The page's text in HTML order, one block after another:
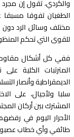
والكردي، تقول إن
الطغيان تفوقا
مختلف وسائل الرد
للقوى التي تحكم
ففي كل أشكال مقاومة
المترتبات الكلية
الديمقراطية وأنصار
سلبا ولأجيال، على
المشترك بين أركان
الأحرار اليوم في
طائفي وأي خطاب